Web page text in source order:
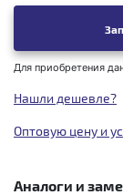
Для приобретения
Нашли дешевле?
Оптовую цену и
Аналоги и